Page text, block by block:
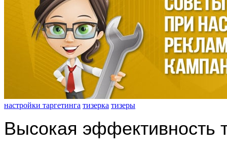
настройки таргетинга тизерка тизеры
Высокая эффективность